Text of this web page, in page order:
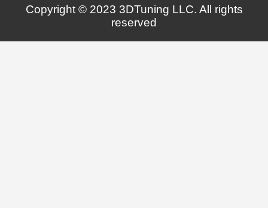
Copyright © 2023 3DTuning LLC. All rights
reserved